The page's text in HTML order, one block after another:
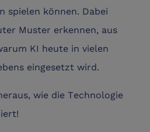
spielen können. Dabei
Muster erkennen, aus
KI heute in vielen
eingesetzt wird.
wie die Technologie